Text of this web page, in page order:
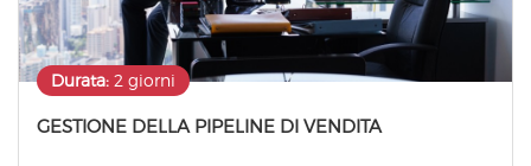
Durata: 2 giorni
GESTIONE DELLA PIPELINE DI VENDITA